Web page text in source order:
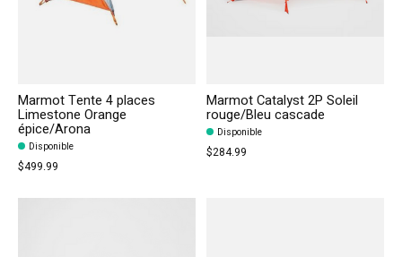
Marmot Tente 4 places
Limestone Orange
épice/Arona
Disponible
$499.99
Marmot Catalyst 2P Soleil
rouge/Bleu cascade
Disponible
$284.99